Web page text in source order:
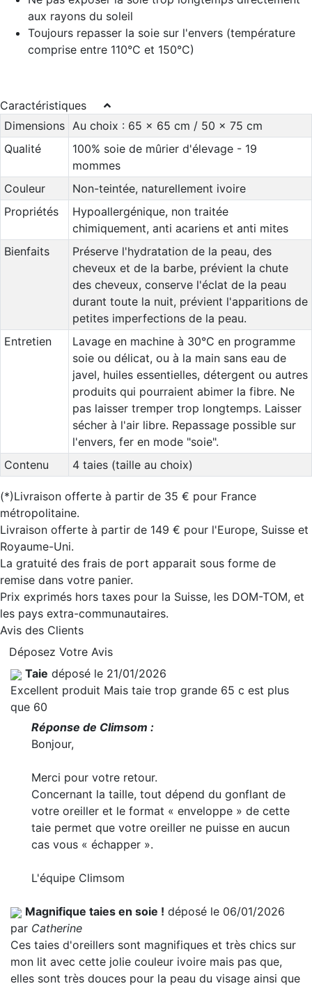
aux rayons du soleil
Toujours repasser la soie sur l'envers (température
comprise entre 110°C et 150°C)
Caractéristiques
Dimensions Au choix : 65 x 65 cm / 50 x 75 cm
Qualité
100% soie de mûrier d'élevage - 19
mommes
Couleur
Non-teintée, naturellement ivoire
Propriétés
Hypoallergénique, non traitée
chimiquement, anti acariens et anti mites
Bienfaits
Préserve l'hydratation de la peau, des
cheveux et de la barbe, prévient la chute
des cheveux, conserve l'éclat de la peau
durant toute la nuit, prévient l'apparitions de
petites imperfections de la peau.
Entretien
Lavage en machine à 30°C en programme
soie ou délicat, ou à la main sans eau de
javel, huiles essentielles, détergent ou autres
produits qui pourraient abimer la fibre. Ne
pas laisser tremper trop longtemps. Laisser
sécher à l'air libre. Repassage possible sur
l'envers, fer en mode "soie".
Contenu
4 taies (taille au choix)
(*)Livraison offerte à partir de 35 € pour France
métropolitaine.
Livraison offerte à partir de 149 € pour l'Europe, Suisse et
Royaume-Uni.
La gratuité des frais de port apparait sous forme de
remise dans votre panier.
Prix exprimés hors taxes pour la Suisse, les DOM-TOM, et
les pays extra-communautaires.
Avis des Clients
Déposez Votre Avis
Taie déposé le 21/01/2026
Excellent produit Mais taie trop grande 65 c est plus
que 60
Réponse de Climsom :
Bonjour,
Merci pour votre retour.
Concernant la taille, tout dépend du gonflant de
votre oreiller et le format « enveloppe » de cette
taie permet que votre oreiller ne puisse en aucun
cas vous « échapper ».
L'équipe Climsom
Magnifique taies en soie ! déposé le 06/01/2026
par Catherine
Ces taies d'oreillers sont magnifiques et très chics sur
mon lit avec cette jolie couleur ivoire mais pas que,
elles sont très douces pour la peau du visage ainsi que